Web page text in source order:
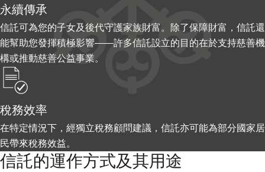
永續傳承
信託可為您的子女及後代守護家族財富。除了保障財富，信託還
能幫助您發揮積極影響——許多信託設立的目的在於支持慈善機
構或推動慈善公益事業。
稅務效率
在特定情況下，經獨立稅務顧問建議，信託亦可能為部分國家居
民帶來稅務效益。
信託的運作方式及其用途